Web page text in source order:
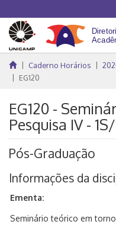
Caderno Horários
EG120
EG120 -
Pesquisa IV -
Pós-Graduação
Informações da
Ementa:
Seminário teórico em